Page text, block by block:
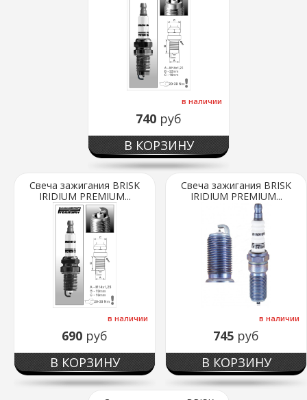
в наличии
740 руб
В КОРЗИНУ
Свеча зажигания BRISK
IRIDIUM PREMIUM...
в наличии
690 руб
В КОРЗИНУ
Свеча зажигания BRISK
IRIDIUM PREMIUM...
в наличии
745 руб
В КОРЗИНУ